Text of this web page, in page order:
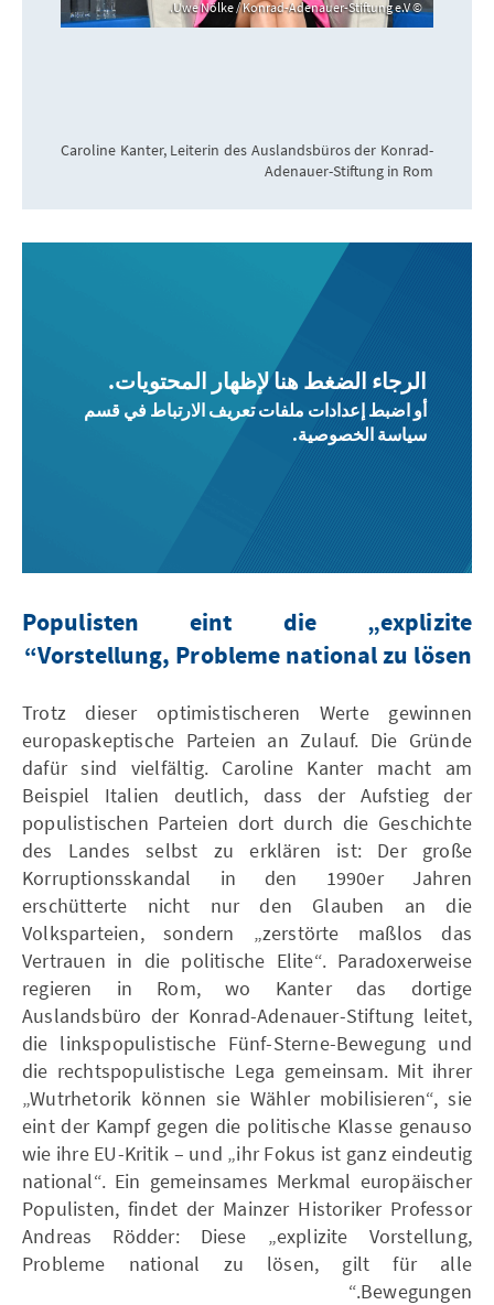
Uwe Nölke / Konrad-Adenauer-Stiftung e.V.
Caroline Kanter, Leiterin des Auslandsbüros der Konrad-
Adenauer-Stiftung in Rom
الرجاء الضغط هنا لإظهار المحتويات.
أو اضبط إعدادات ملفات تعريف الارتباط في قسم
سياسة الخصوصية.
Populisten eint die „explizite
Vorstellung, Probleme national zu lösen“
Trotz dieser optimistischeren Werte gewinnen
europaskeptische Parteien an Zulauf. Die Gründe
dafür sind vielfältig. Caroline Kanter macht am
Beispiel Italien deutlich, dass der Aufstieg der
populistischen Parteien dort durch die Geschichte
des Landes selbst zu erklären ist: Der große
Korruptionsskandal in den 1990er Jahren
erschütterte nicht nur den Glauben an die
Volksparteien, sondern „zerstörte maßlos das
Vertrauen in die politische Elite“. Paradoxerweise
regieren in Rom, wo Kanter das dortige
Auslandsbüro der Konrad-Adenauer-Stiftung leitet,
die linkspopulistische Fünf-Sterne-Bewegung und
die rechtspopulistische Lega gemeinsam. Mit ihrer
„Wutrhetorik können sie Wähler mobilisieren“, sie
eint der Kampf gegen die politische Klasse genauso
wie ihre EU-Kritik – und „ihr Fokus ist ganz eindeutig
national“. Ein gemeinsames Merkmal europäischer
Populisten, findet der Mainzer Historiker Professor
Andreas Rödder: Diese „explizite Vorstellung,
Probleme national zu lösen, gilt für alle
Bewegungen.“